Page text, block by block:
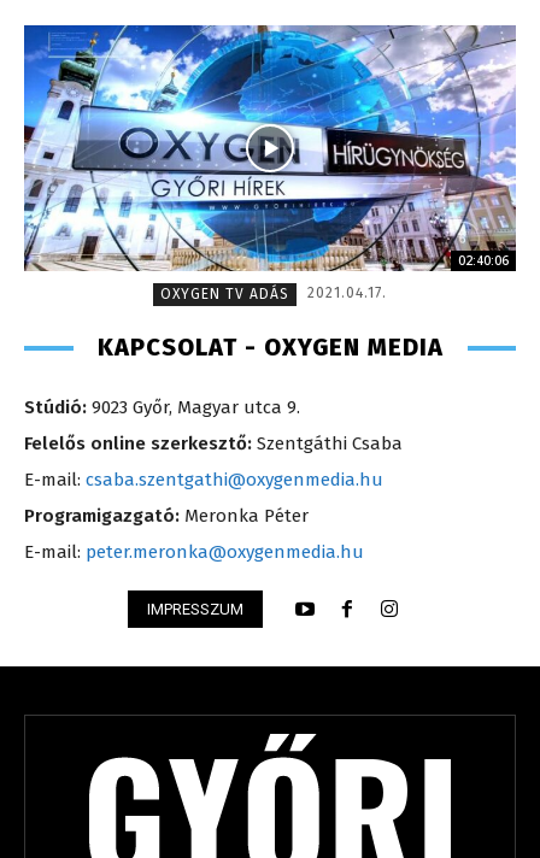
02:40:06
OXYGEN TV ADÁS
2021.04.17.
KAPCSOLAT - OXYGEN MEDIA
Stúdió: 9023 Győr, Magyar utca 9.
Felelős online szerkesztő: Szentgáthi Csaba
E-mail: csaba.szentgathi@oxygenmedia.hu
Programigazgató: Meronka Péter
E-mail: peter.meronka@oxygenmedia.hu
IMPRESSZUM